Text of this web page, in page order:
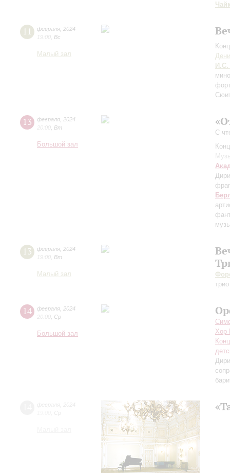
11 февраля 2024
19:00 Вс
Малый зал
И.С.
13 февраля 2024
20:00 Вт
Большой зал
С
13 февраля 2024
19:00 Вт
Малый зал
14 февраля 2024
20:00 Ср
Большой зал
Хор